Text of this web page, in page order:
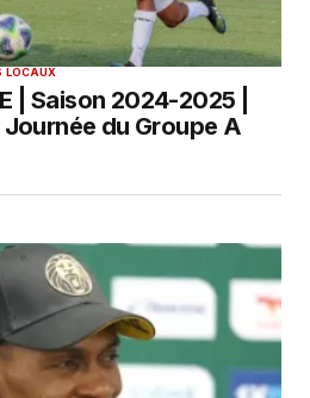
LOCAUX
| Saison 2024-2025 |
du Groupe A